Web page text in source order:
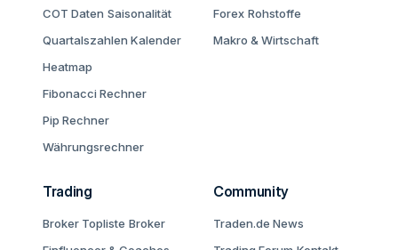
COT Daten Saisonalität
Quartalszahlen Kalender
Heatmap
Fibonacci Rechner
Pip Rechner
Währungsrechner
Forex Rohstoffe
Makro & Wirtschaft
Trading
Broker Topliste Broker
Community
Traden.de News